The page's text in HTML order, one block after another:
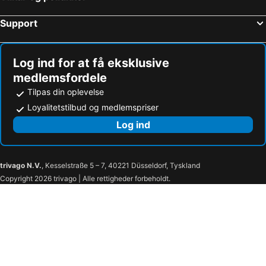
Hoteller – Balaruc-le-Vieux
Hoteller – Les Angles
Hoteller – Cerbère
Support
Log ind for at få eksklusive
medlemsfordele
Tilpas din oplevelse
Loyalitetstilbud og medlemspriser
Log ind
trivago N.V., Kesselstraße 5 – 7, 40221 Düsseldorf, Tyskland
Copyright 2026 trivago | Alle rettigheder forbeholdt.